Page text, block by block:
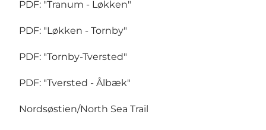
PDF: "Tranum - Løkken"
PDF: "Løkken - Tornby"
PDF: "Tornby-Tversted"
PDF: "Tversted - Ålbæk"
Nordsøstien/North Sea Trail